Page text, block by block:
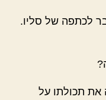
לכתפה של סליו.
את תכולתו על